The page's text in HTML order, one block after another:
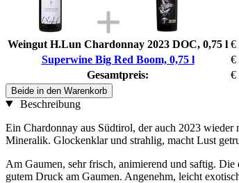
Weingut H.Lun Chardonnay 2023 DOC, 0,75 l €
Superwine Big Red Boom, 0,75 l
€
Gesamtpreis:
€
Beide in den Warenkorb
Beschreibung
Ein Chardonnay aus Südtirol, der auch 2023
Mineralik. Glockenklar und strahlig, macht Lust
Am Gaumen, sehr frisch, animierend und saftig.
gutem Druck am Gaumen. Angenehm, leicht